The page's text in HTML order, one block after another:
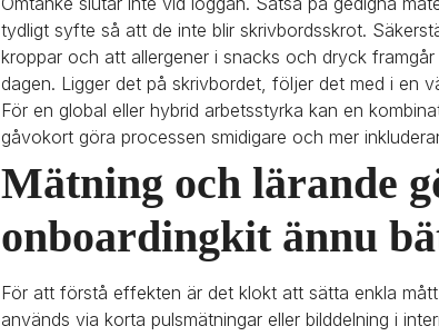
tydligt syfte så att de inte blir skrivbordsskrot.
kroppar och att allergener i snacks och dryck
dagen. Ligger det på skrivbordet, följer det med i en
För en global eller hybrid arbetsstyrka kan en
gåvokort göra processen smidigare och mer
Mätning och lärande
onboardingkit ännu
För att förstå effekten är det klokt att sätta enkla
används via korta pulsmätningar eller bilddelning i